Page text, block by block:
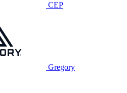
CEP
Gregory